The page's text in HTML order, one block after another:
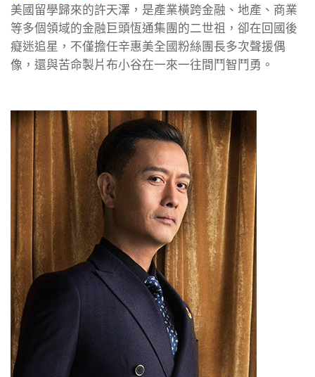
美國留學歸來的許天澤，是產業橫跨金融、地產、商業
等多個領域的金融巨頭恆通集團的二世祖，卻在回國後
癡迷追星，不僅擔任辛惠美全國粉絲團長多次聲援偶
像，還與苦命製片布小谷在一來一往間鬥智鬥勇。